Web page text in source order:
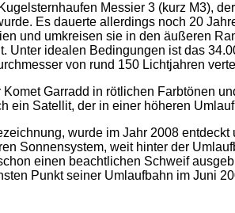
Messier 3 (kurz M3),
Es dauerte allerdings noch 20
und umkreisen sie in den äußeren
Unter idealen Bedingungen ist das
von rund 150 Lichtjahren
Garradd in rötlichen Farbtönen
ein Satellit, der in einer höheren
wurde im Jahr 2008
Sonnensystem, weit hinter der
einen beachtlichen Schweif
Punkt seiner Umlaufbahn im Juni